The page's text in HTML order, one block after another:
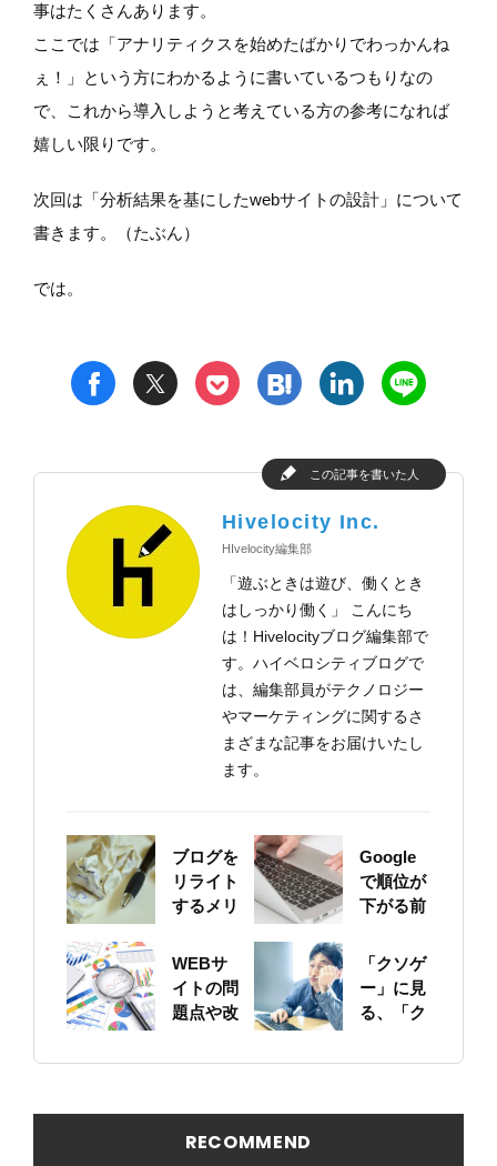
事はたくさんあります。
ここでは「アナリティクスを始めたばかりでわっかんね
ぇ！」という方にわかるように書いているつもりなの
で、これから導入しようと考えている方の参考になれば
嬉しい限りです。
次回は「分析結果を基にしたwebサイトの設計」について
書きます。（たぶん）
では。
f t p h l n
この記事を書いた人
Hivelocity Inc.
HIvelocity編集部
「遊ぶときは遊び、働くとき
はしっかり働く」 こんにち
は！Hivelocityブログ編集部で
す。ハイベロシティブログで
は、編集部員がテクノロジー
やマーケティングに関するさ
まざまな記事をお届けいたし
ます。
ブログを
リライト
するメリ
いて
Google
で順位が
下がる前
のサイト
をちゃん
と確認し
WEBサ
イトの問
題点や改
トの概要
見つける
方法
「クソゲ
ー」に見
る、「ク
ト」の原
RECOMMEND